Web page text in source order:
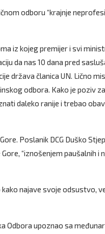
odboru “krajnje
iz kojeg premijer i svi
da nas 10 dana pred
država članica UN. Lično
odbora. Kako je poziv
daleko ranije i trebao
Poslanik DCG Duško
“iznošenjem paušalnih i
najave svoje odsustvo,
Odbora upoznao sa